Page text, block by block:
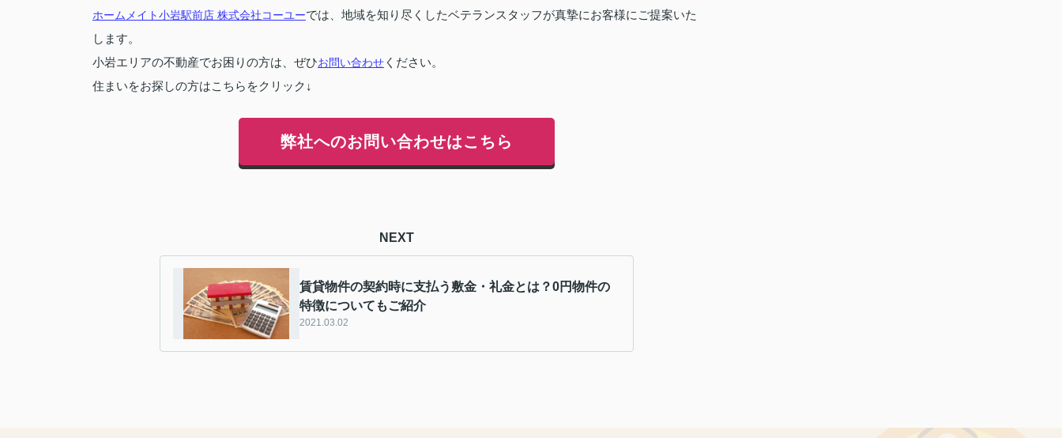
ホームメイト小岩駅前店 株式会社コーユーでは、地域を知り尽くしたベテランスタッフが真摯にお客様にご提案いた
します。
小岩エリアの不動産でお困りの方は、ぜひお問い合わせ ください。
住まいをお探しの方はこちらをクリック↓
弊社へのお問い合わせはこちら
NEXT
賃貸物件の契約時に支払う敷金・礼金とは？0円物件の
特徴についてもご紹介
2021.03.02